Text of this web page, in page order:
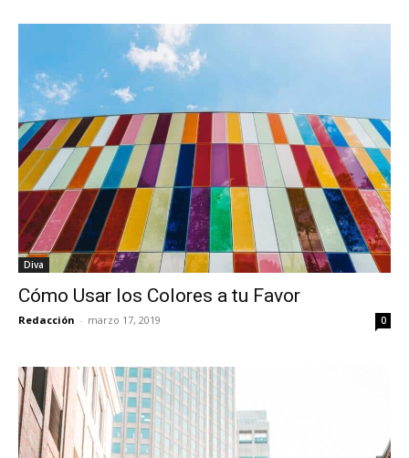
Diva
Cómo Usar los Colores a tu Favor
Redacción - marzo 17, 2019 0